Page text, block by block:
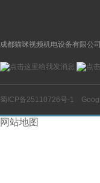
成都猫咪视频机电设备有限公
蜀ICP备25110726号-1
网站地图